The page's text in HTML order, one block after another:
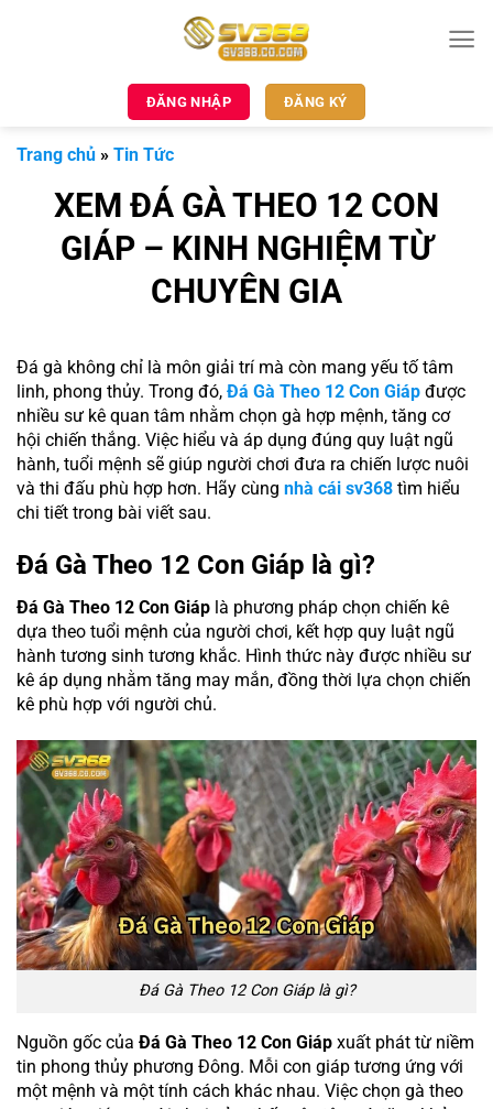
ĐĂNG NHẬP ĐĂNG KÝ
Trang chủ » Tin Tức
XEM ĐÁ GÀ THEO 12 CON
GIÁP – KINH NGHIỆM TỪ
CHUYÊN GIA
Đá gà không chỉ là môn giải trí mà còn mang yếu tố tâm
linh, phong thủy. Trong đó, Đá Gà Theo 12 Con Giáp được
nhiều sư kê quan tâm nhằm chọn gà hợp mệnh, tăng cơ
hội chiến thắng. Việc hiểu và áp dụng đúng quy luật ngũ
hành, tuổi mệnh sẽ giúp người chơi đưa ra chiến lược nuôi
và thi đấu phù hợp hơn. Hãy cùng nhà cái sv368 tìm hiểu
chi tiết trong bài viết sau.
Đá Gà Theo 12 Con Giáp là gì?
Đá Gà Theo 12 Con Giáp là phương pháp chọn chiến kê
dựa theo tuổi mệnh của người chơi, kết hợp quy luật ngũ
hành tương sinh tương khắc. Hình thức này được nhiều sư
kê áp dụng nhằm tăng may mắn, đồng thời lựa chọn chiến
kê phù hợp với người chủ.
Đá Gà Theo 12 Con Giáp là gì?
Nguồn gốc của Đá Gà Theo 12 Con Giáp xuất phát từ niềm
tin phong thủy phương Đông. Mỗi con giáp tương ứng với
một mệnh và một tính cách khác nhau. Việc chọn gà theo